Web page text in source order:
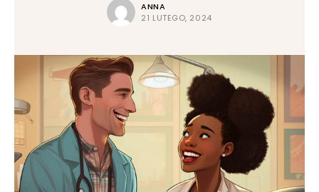
ANNA
21 LUTEGO, 2024